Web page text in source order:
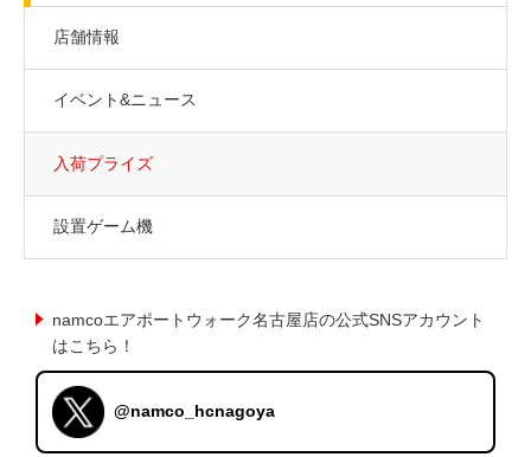
店舗情報
イベント&ニュース
入荷プライズ
設置ゲーム機
namcoエアポートウォーク名古屋店の公式SNSアカウント
はこちら！
@namco_hcnagoya